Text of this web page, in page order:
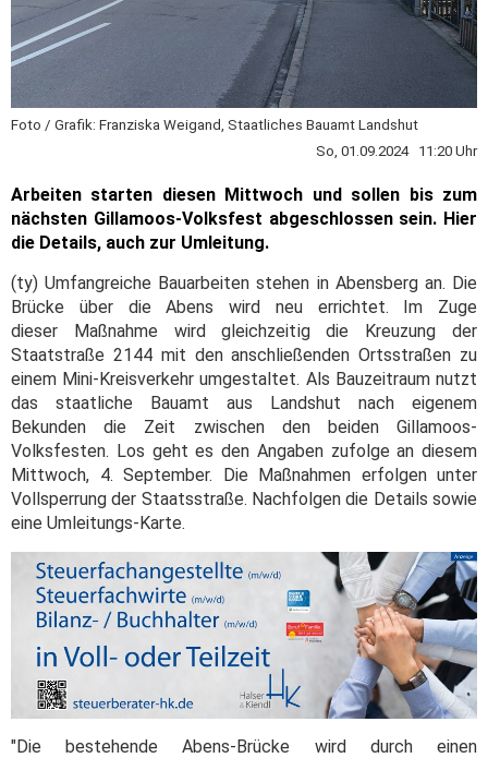
Foto / Grafik: Franziska Weigand, Staatliches Bauamt Landshut
So, 01.09.2024 11:20 Uhr
Arbeiten starten diesen Mittwoch und sollen bis zum
nächsten Gillamoos-Volksfest abgeschlossen sein. Hier
die Details, auch zur Umleitung.
(ty) Umfangreiche Bauarbeiten stehen in Abensberg an. Die
Brücke über die Abens wird neu errichtet. Im Zuge
dieser Maßnahme wird gleichzeitig die Kreuzung der
Staatstraße 2144 mit den anschließenden Ortsstraßen zu
einem Mini-Kreisverkehr umgestaltet. Als Bauzeitraum nutzt
das staatliche Bauamt aus Landshut nach eigenem
Bekunden die Zeit zwischen den beiden Gillamoos-
Volksfesten. Los geht es den Angaben zufolge an diesem
Mittwoch, 4. September. Die Maßnahmen erfolgen unter
Vollsperrung der Staatsstraße. Nachfolgen die Details sowie
eine Umleitungs-Karte.
"Die bestehende Abens-Brücke wird durch einen